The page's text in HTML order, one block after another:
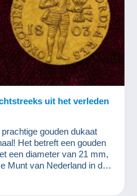
uit het verleden
gouden dukaat
Het betreft een gouden
een diameter van 21 mm,
Munt van Nederland in de
tot 1805.